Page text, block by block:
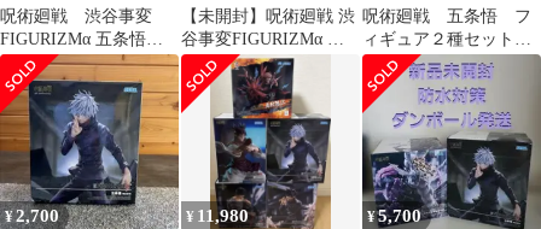
呪術廻戦 渋谷事変
FIGURIZMα 五条悟
無量空処 フィギュ
ア 箱有り
【未開封】呪術廻戦 渋
谷事変FIGURIZMα 五
条悟 無量空処 フィギュ
ア
呪術廻戦 五条悟 フ
ィギュア２種セット
「茈」 「無量空処」
¥ 2,700 ¥ 11,980 ¥5,700